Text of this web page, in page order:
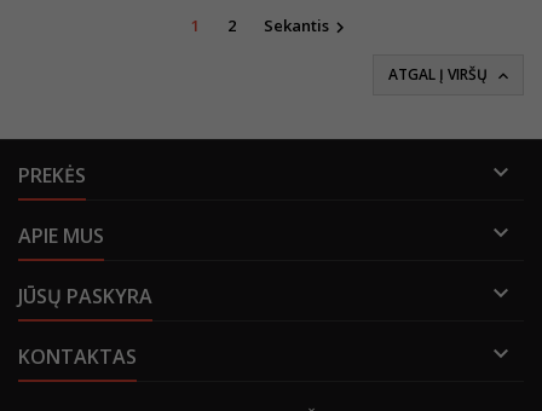
1 2 Sekantis 
ATGAL Į VIRŠŲ 
PREKĖS 
APIE MUS 
JŪSŲ PASKYRA 
KONTAKTAS 